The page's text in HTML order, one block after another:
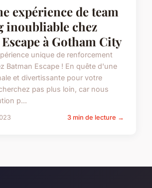
expérience de team
inoubliable chez
à Gotham City
unique de renforcement
Batman Escape ! En quête d'une
et divertissante pour votre
pas plus loin, car nous
p...
3 min de lecture →